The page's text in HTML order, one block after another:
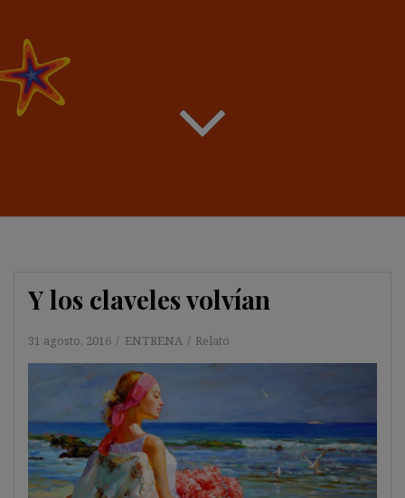
Y los claveles volvían
31 agosto, 2016 ENTRENA Relato